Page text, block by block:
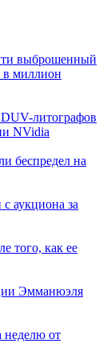
выброшенный
миллион
литографов
NVidia
беспредел на
аукциона за
того, как ее
Эмманюэля
неделю от